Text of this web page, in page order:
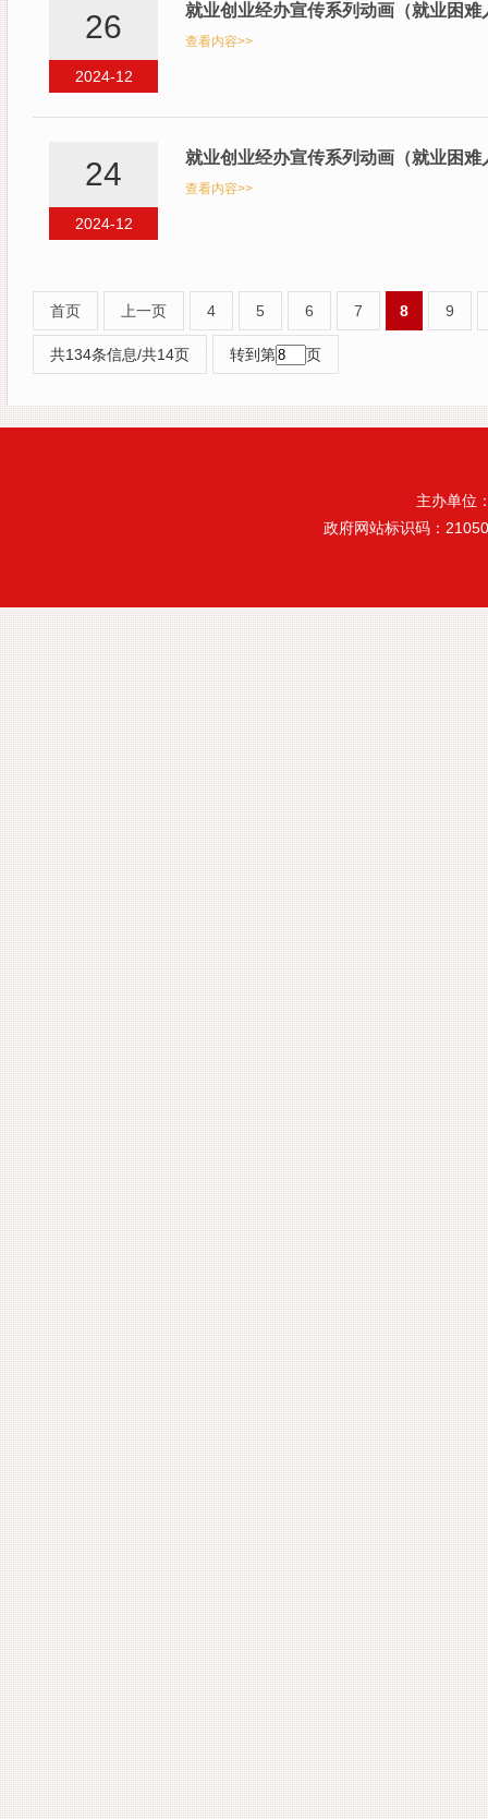
2024-12
26 就业创业经办宣传系列动画（就业困
查看内容>>
2024-12
24 就业创业经办宣传系列动画（就业困
查看内容>>
首页 上一页 4 5 6 7 8 9
共134条信息/共14页 转到第 页
主办单位
政府网站标识码：